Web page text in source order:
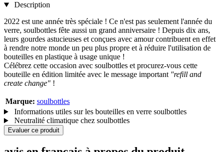
Description
2022 est une année très spéciale ! Ce n'est pas seulement l'année du
verre, soulbottles fête aussi un grand anniversaire ! Depuis dix ans,
leurs gourdes astucieuses et conçues avec amour contribuent en effet
à rendre notre monde un peu plus propre et à réduire l'utilisation de
bouteilles en plastique à usage unique !
Célébrez cette occasion avec soulbottles et procurez-vous cette
bouteille en édition limitée avec le message important "refill and
create change" !
Marque: soulbottles
Informations utiles sur les bouteilles en verre soulbottles
Neutralité climatique chez soulbottles
Evaluer ce produit